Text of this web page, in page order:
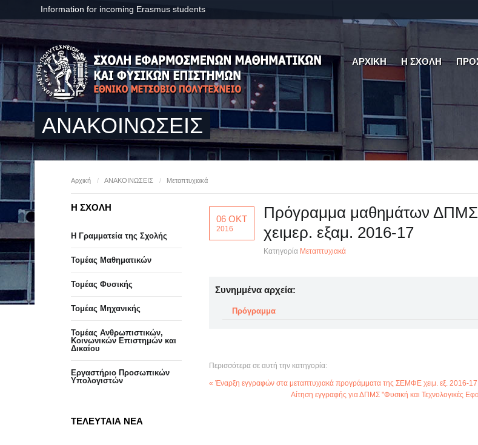
Information for incoming Erasmus students
ΑΡΧΙΚΗ Η ΣΧΟΛΗ
ΑΝΑΚΟΙΝΩΣΕΙΣ
Αρχική / ΑΝΑΚΟΙΝΩΣΕΙΣ / Μεταπτυχιακά
06 ΟΚΤ
2016
Πρόγραμμα μαθημάτων
χειμερ. εξαμ. 2016-17
Κατηγορία Μεταπτυχιακά
Συνημμένα αρχεία:
Πρόγραμμα
Περισσότερα σε αυτή την κατηγορία:
« Έναρξη εγγραφών στα μεταπτυχιακά προγράμματα της ΣΕΜΦΕ χειμ. εξ. 2016-17
Αίτηση εγγραφής για ΔΠΜΣ "Φυσική και Τεχνολογικές
Η ΣΧΟΛΗ
Η Γραμματεία της Σχολής
Τομέας Μαθηματικών
Τομέας Φυσικής
Τομέας Μηχανικής
Τομέας Ανθρωπιστικών,
Κοινωνικών Επιστημών και
Δικαίου
Eργαστήριo Προσωπικών
Υπολογιστών
ΤΕΛΕΥΤΑΙΑ ΝΕΑ